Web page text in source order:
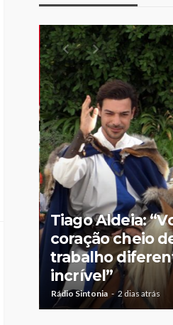
Tiago Aldeia:
coração cheio
trabalho
incrível”
Rádio Sintonia 2 dias atrás